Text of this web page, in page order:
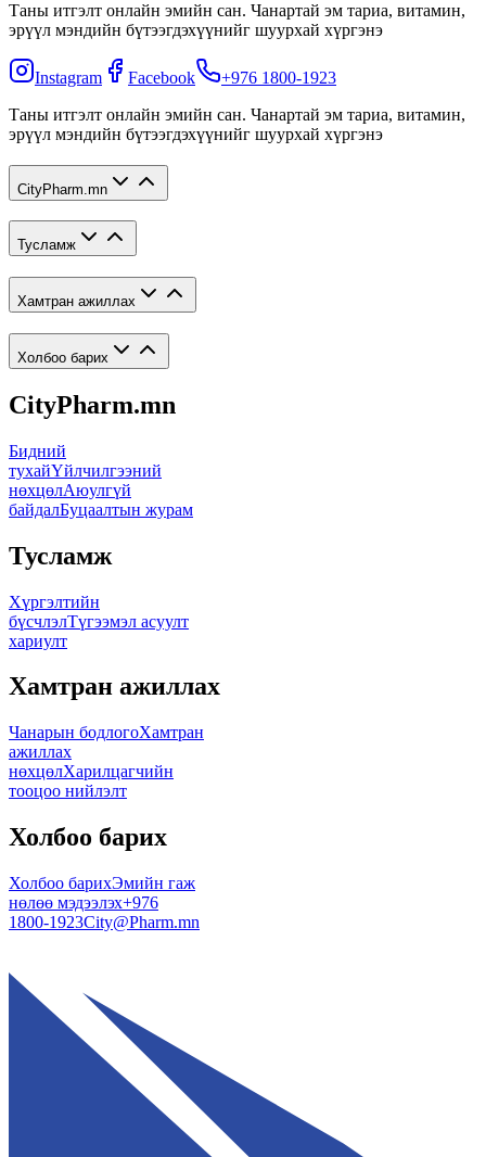
Таны итгэлт онлайн эмийн сан. Чанартай эм тариа, витамин,
эрүүл мэндийн бүтээгдэхүүнийг шуурхай хүргэнэ
Instagram Facebook
+976 1800-1923
Таны итгэлт онлайн эмийн сан. Чанартай эм тариа, витамин,
эрүүл мэндийн бүтээгдэхүүнийг шуурхай хүргэнэ
CityPharm.mn
Тусламж
Хамтран ажиллах
Холбоо барих
CityPharm.mn
Бидний
тухайҮйлчилгээний
нөхцөлАюулгүй
байдалБуцаалтын журам
Тусламж
Хүргэлтийн
бүсчлэлТүгээмэл асуулт
хариулт
Хамтран ажиллах
Чанарын бодлогоХамтран
ажиллах
нөхцөлХарилцагчийн
тооцоо нийлэлт
Холбоо барих
Холбоо барихЭмийн гаж
нөлөө мэдээлэх+976
1800-1923City@Pharm.mn